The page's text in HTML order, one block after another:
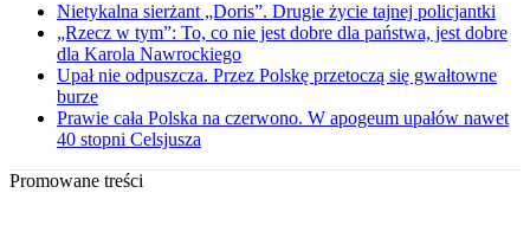
Nietykalna sierżant „Doris”. Drugie życie tajnej policjantki
„Rzecz w tym”: To, co nie jest dobre dla państwa, jest dobre
dla Karola Nawrockiego
Upał nie odpuszcza. Przez Polskę przetoczą się gwałtowne
burze
Prawie cała Polska na czerwono. W apogeum upałów nawet
40 stopni Celsjusza
Promowane treści